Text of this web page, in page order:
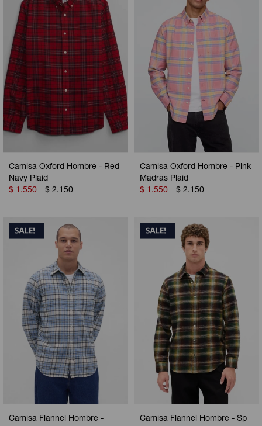
Camisa Oxford Hombre - Red
Navy Plaid
$ 1.550 $ 2.150
Camisa Oxford Hombre - Pink
Madras Plaid
$ 1.550 $ 2.150
Camisa Flannel Hombre -
Camisa Flannel Hombre - Sp
Camperas
Musculosas
Shorts
Vestidos y polleras
Pijamas
Calzas
Camperas
Chalecos
Shorts
Ropa interior
Polos
Camperas
Chalecos
Ropa interior
Pijamas
Camperas
Pijamas
Sets
Sets